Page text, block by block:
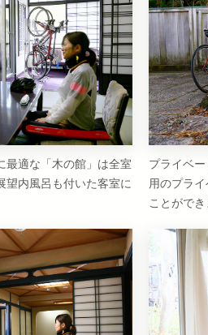
最適な「木の館」は全室
望内風呂も付いた客室に
プライベ
用のプラ
ことができ